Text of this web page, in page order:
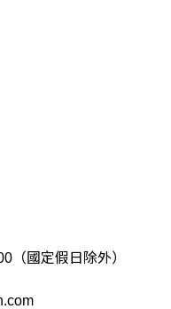
（國定假日除外）